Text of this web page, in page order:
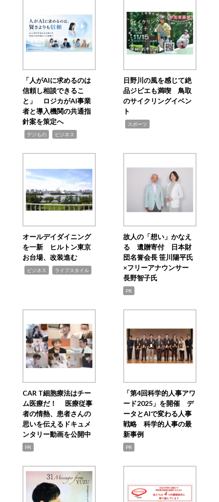
「人がAIに求めるのは
信頼し相談できるこ
と」 ロジカがAI事業
者と導入機関の共通指
針案を策定へ
デジもの ビジネス
日野川の風を感じて絶
品ジビエも満喫 鳥取
のサイクリングイベン
ト
スポーツ
オールデイダイニング
を一新 ヒルトン東京
お台場、改装進む
ビジネス ライフスタイル
故人の「想い」かなえ
る 遺贈寄付 日本財
団名誉会長 笹川陽平氏
×フリーアナウンサー
長野智子氏
PR
CAR T細胞療法はチー
ム医療だ！ 医療従事
者の情熱、患者さんの
思いを伝えるドキュメ
ンタリー動画を公開中
PR
「第4回科学的人事アワ
ード2025」を開催 デ
ータとAIで変わる人事
戦略 科学的人事の最
新事例
PR